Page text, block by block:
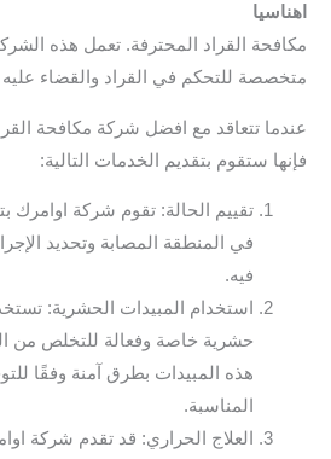
اهناسيا
مكافحة القراد المحترفة. تعمل هذه
متخصصة للتحكم في القراد والقضاء
عندما تتعاقد مع افضل شركة مكافحة
فإنها ستقوم بتقديم الخدمات التالية:
تقييم الحالة: تقوم شركة اوامرك
في المنطقة المصابة وتحديد
فيه.
استخدام المبيدات الحشرية:
حشرية خاصة وفعالة للتخلص من
هذه المبيدات بطرق آمنة وفقًا
المناسبة.
العلاج الحراري: قد تقدم شركة